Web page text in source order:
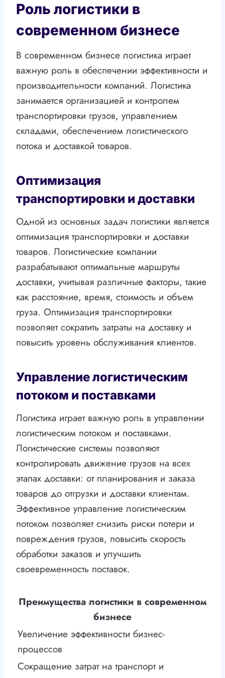
Роль логистики в
современном бизнесе
В современном бизнесе логистика играет
важную роль в обеспечении эффективности и
производительности компаний. Логистика
занимается организацией и контролем
транспортировки грузов, управлением
складами, обеспечением логистического
потока и доставкой товаров.
Оптимизация
транспортировки и доставки
Одной из основных задач логистики является
оптимизация транспортировки и доставки
товаров. Логистические компании
разрабатывают оптимальные маршруты
доставки, учитывая различные факторы, такие
как расстояние, время, стоимость и объем
груза. Оптимизация транспортировки
позволяет сократить затраты на доставку и
повысить уровень обслуживания клиентов.
Управление логистическим
потоком и поставками
Логистика играет важную роль в управлении
логистическим потоком и поставками.
Логистические системы позволяют
контролировать движение грузов на всех
этапах доставки: от планирования и заказа
товаров до отгрузки и доставки клиентам.
Эффективное управление логистическим
потоком позволяет снизить риски потери и
повреждения грузов, повысить скорость
обработки заказов и улучшить
своевременность поставок.
Преимущества логистики в современном
бизнесе
Увеличение эффективности бизнес-
процессов
Сокращение затрат на транспорт и